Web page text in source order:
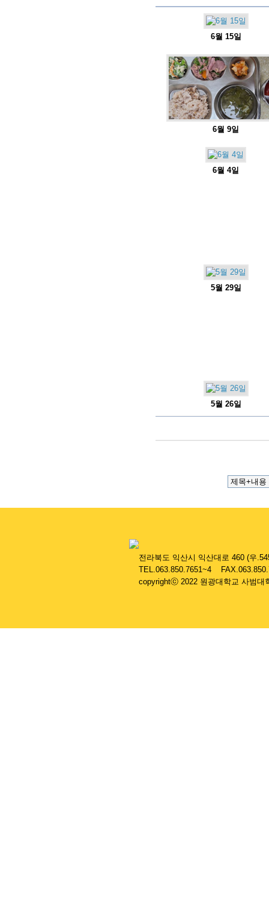
6월 15일
6월 9일
6월 4일
5월 29일
5월 26일
전라북도 익산시 익산대로 460 (우
TEL.063.850.7651~4
copyrightⓒ 2022 원광대학교 사범대